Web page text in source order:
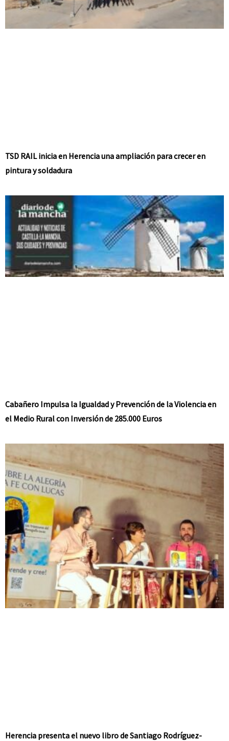
TSD RAIL inicia en Herencia una ampliación para crecer en
pintura y soldadura
Cabañero Impulsa la Igualdad y Prevención de la Violencia en
el Medio Rural con Inversión de 285.000 Euros
Herencia presenta el nuevo libro de Santiago Rodríguez-